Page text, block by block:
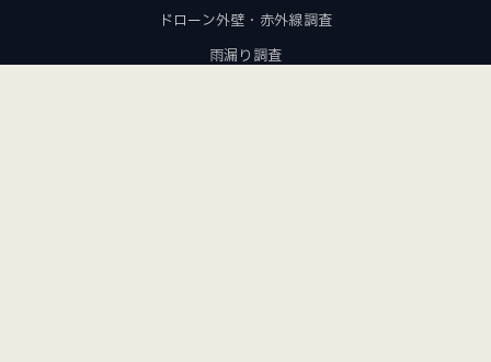
ドローン外壁・赤外線調査
雨漏り調査